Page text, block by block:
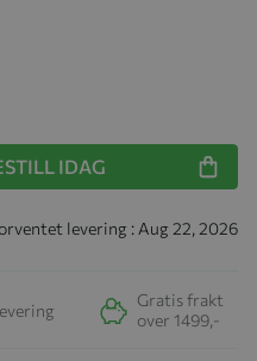
IDAG
levering : Aug 22, 2026
Gratis frakt
over 1499,-